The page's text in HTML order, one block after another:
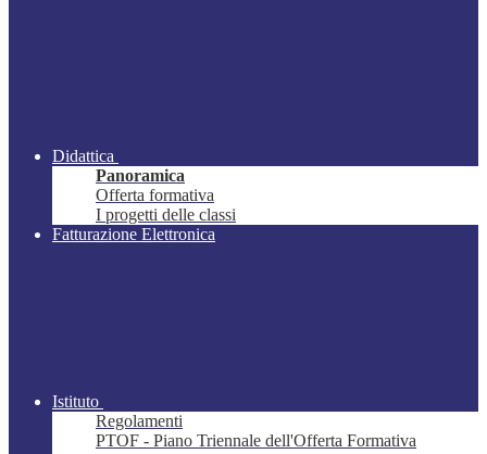
Didattica
Panoramica
Offerta formativa
I progetti delle classi
Fatturazione Elettronica
Istituto
Regolamenti
PTOF - Piano Triennale dell'Offerta Formativa